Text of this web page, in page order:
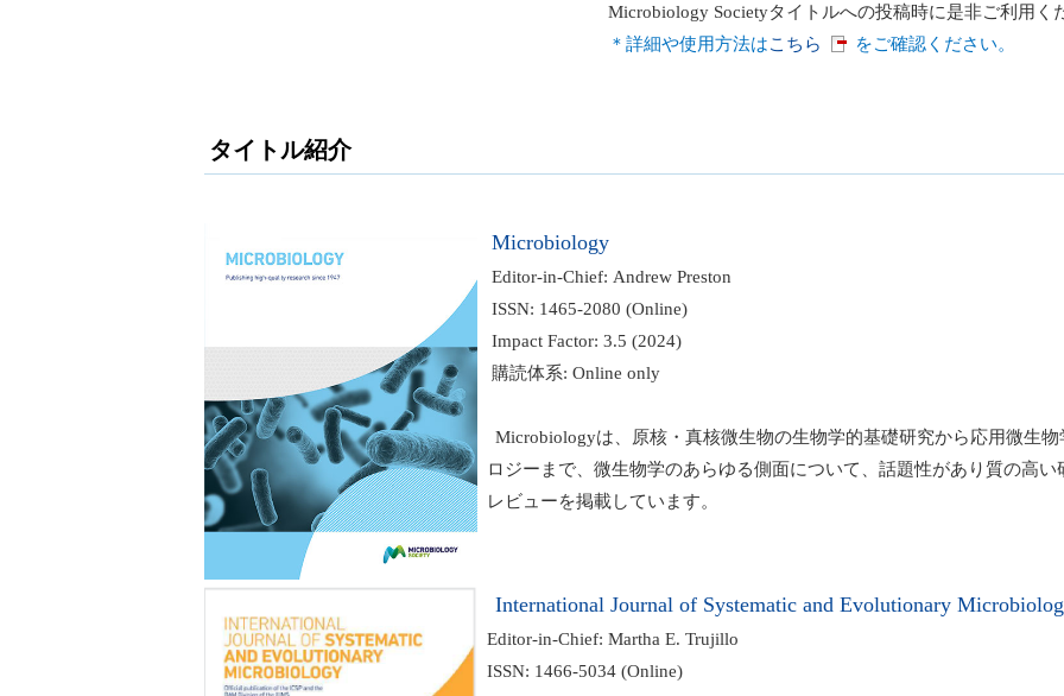
Microbiology Societyタイトルへの投稿時に是非ご利用く
＊詳細や使用方法はこちら をご確認ください。
タイトル紹介
Microbiology
Editor-in-Chief: Andrew Preston
ISSN: 1465-2080 (Online)
Impact Factor: 3.5 (2024)
購読体系: Online only
Microbiologyは、原核・真核微生物の生物学的基礎研究から応用微生物
ロジーまで、微生物学のあらゆる側面について、話題性があり質の高い
レビューを掲載しています。
International Journal of Systematic and Evolutionary
Editor-in-Chief: Martha E. Trujillo
ISSN: 1466-5034 (Online)